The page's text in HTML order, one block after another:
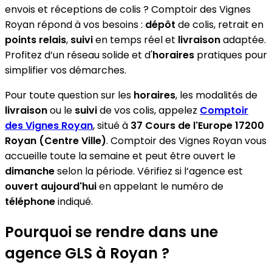
envois et réceptions de colis ? Comptoir des Vignes
Royan répond à vos besoins : dépôt de colis, retrait en
points relais, suivien temps réel et livraisonadaptée.
Profitez d’un réseau solide et d'horaires pratiques pour
simplifier vos démarches.
Pour toute question sur les horaires, les modalités de
livraisonou le suivide vos colis, appelez Comptoir
des Vignes Royan, situé à 37 Cours de l'Europe 17200
Royan (Centre Ville). Comptoir des Vignes Royan vous
accueille toute la semaine et peut être ouvert le
dimancheselon la période. Vérifiez si l’agence est
ouvert aujourd'huien appelant le numéro de
téléphoneindiqué.
Pourquoi se rendre dans une
agence GLS à Royan ?